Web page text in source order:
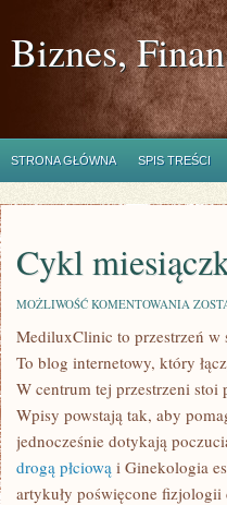
Biznes,
STRONA GŁÓWNA SPIS TREŚCI
Cykl
MOŻLIWOŚĆ KOMENTOWANIA CYKL
I
MediluxClinic to przestrzeń w
To blog internetowy, który
W centrum tej przestrzeni stoi
Wpisy powstają tak, aby
jednocześnie dotykają
drogą płciową i Ginekologia
artykuły poświęcone fizjologii